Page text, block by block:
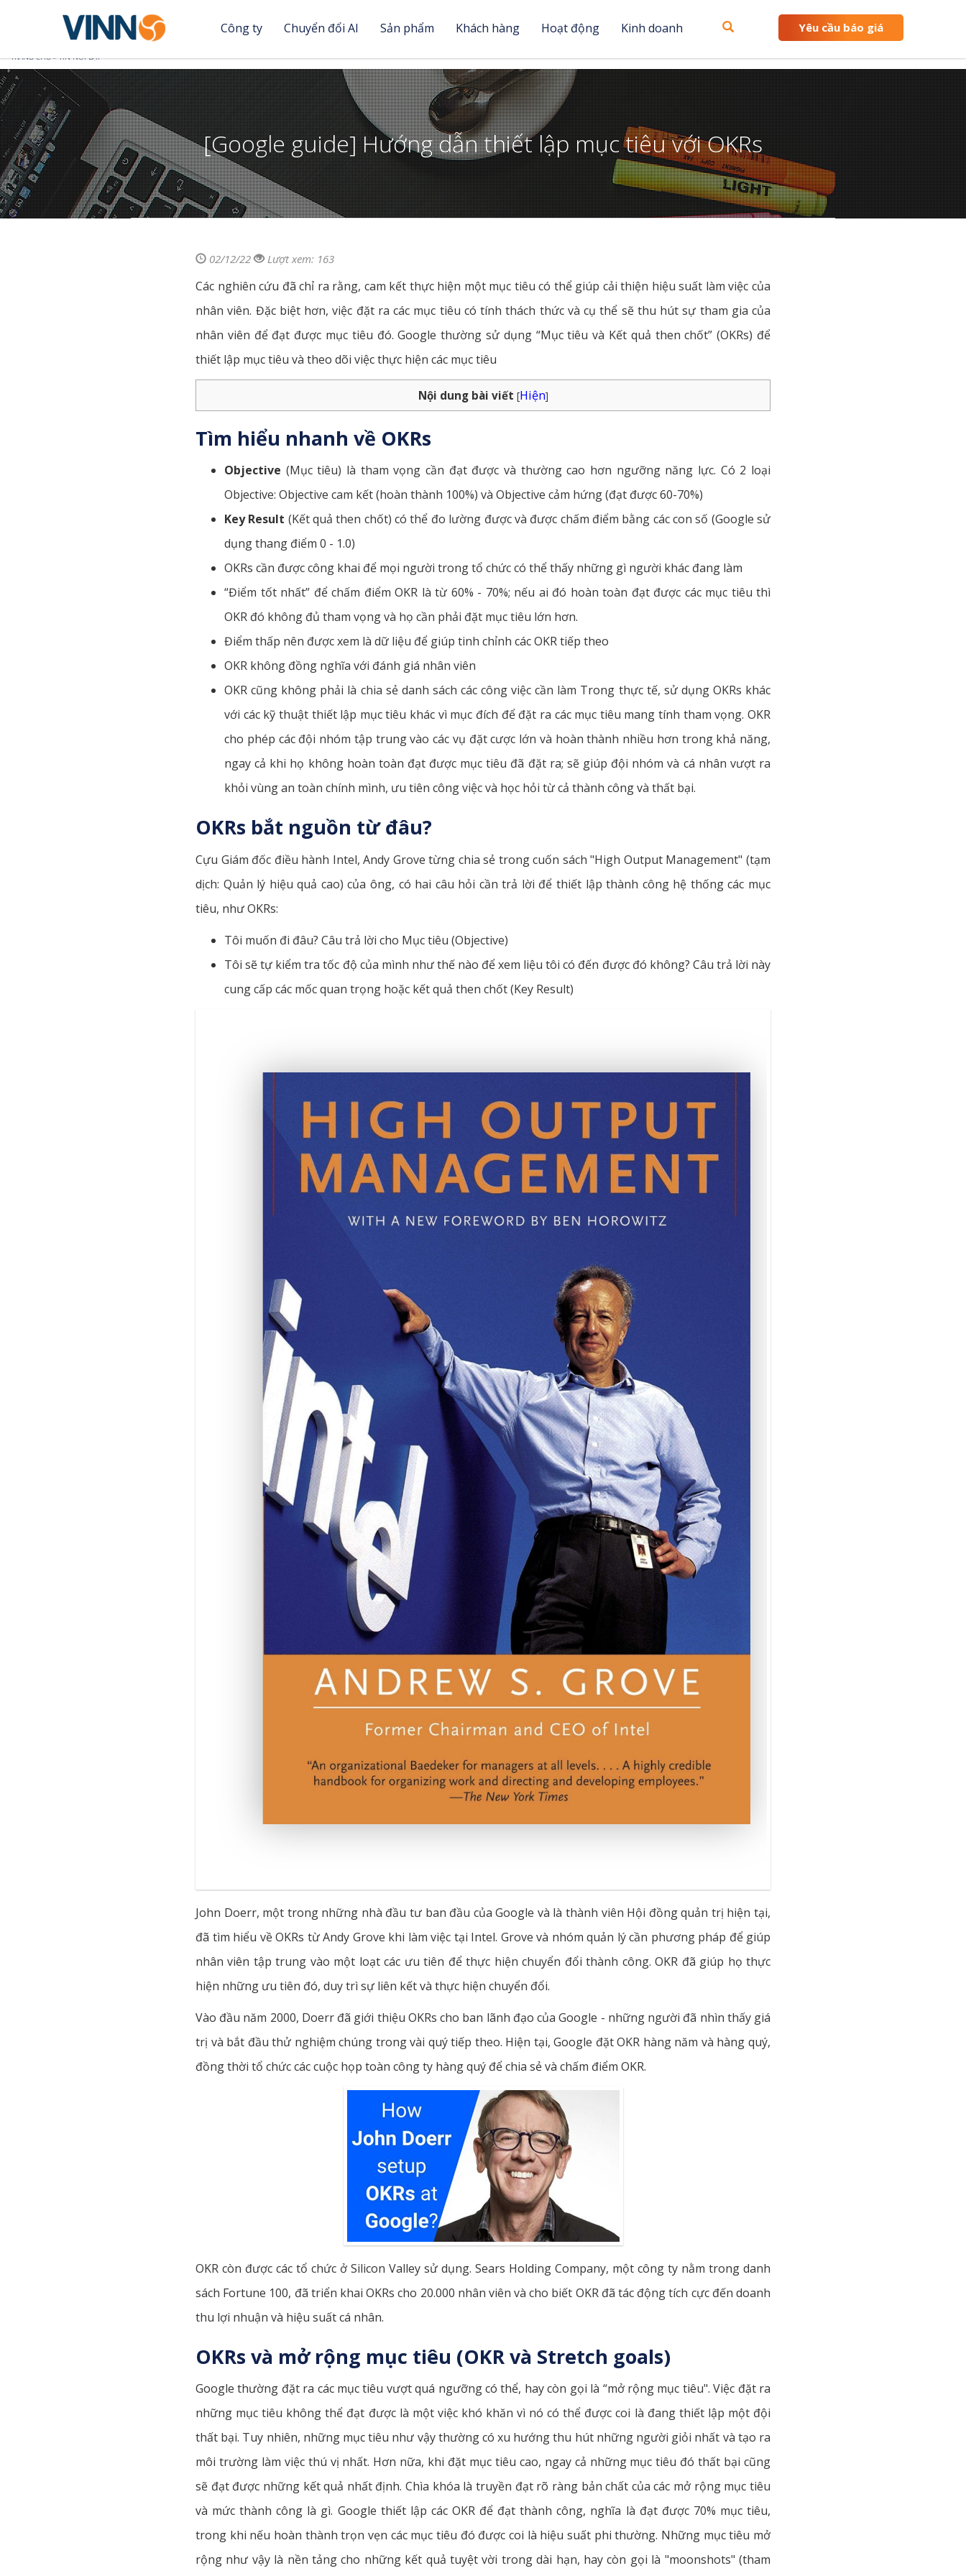
đến
nội
dung
Công ty Chuyển đổi AI Sản phẩm Khách hàng Hoạt động Kinh doanh Yêu cầu báo giá
Bạn
đang
ở
đây
TRANG CHỦ » TIN NỔI BẬT
[Google guide] Hướng dẫn thiết lập mục tiêu với OKRs
02/12/22 Lượt xem: 163
Các nghiên cứu đã chỉ ra rằng, cam kết thực hiện một mục tiêu có thể giúp cải thiện hiệu suất làm việc của
nhân viên. Đặc biệt hơn, việc đặt ra các mục tiêu có tính thách thức và cụ thể sẽ thu hút sự tham gia của
nhân viên để đạt được mục tiêu đó. Google thường sử dụng “Mục tiêu và Kết quả then chốt” (OKRs) để
thiết lập mục tiêu và theo dõi việc thực hiện các mục tiêu
Nội dung bài viết [Hiện]
Tìm hiểu nhanh về OKRs
Objective (Mục tiêu) là tham vọng cần đạt được và thường cao hơn ngưỡng năng lực. Có 2 loại
Objective: Objective cam kết (hoàn thành 100%) và Objective cảm hứng (đạt được 60-70%)
Key Result (Kết quả then chốt) có thể đo lường được và được chấm điểm bằng các con số (Google sử
dụng thang điểm 0 - 1.0)
OKRs cần được công khai để mọi người trong tổ chức có thể thấy những gì người khác đang làm
“Điểm tốt nhất” để chấm điểm OKR là từ 60% - 70%; nếu ai đó hoàn toàn đạt được các mục tiêu thì
OKR đó không đủ tham vọng và họ cần phải đặt mục tiêu lớn hơn.
Điểm thấp nên được xem là dữ liệu để giúp tinh chỉnh các OKR tiếp theo
OKR không đồng nghĩa với đánh giá nhân viên
OKR cũng không phải là chia sẻ danh sách các công việc cần làm Trong thực tế, sử dụng OKRs khác
với các kỹ thuật thiết lập mục tiêu khác vì mục đích để đặt ra các mục tiêu mang tính tham vọng. OKR
cho phép các đội nhóm tập trung vào các vụ đặt cược lớn và hoàn thành nhiều hơn trong khả năng,
ngay cả khi họ không hoàn toàn đạt được mục tiêu đã đặt ra; sẽ giúp đội nhóm và cá nhân vượt ra
khỏi vùng an toàn chính mình, ưu tiên công việc và học hỏi từ cả thành công và thất bại.
OKRs bắt nguồn từ đâu?
Cựu Giám đốc điều hành Intel, Andy Grove từng chia sẻ trong cuốn sách "High Output Management" (tạm
dịch: Quản lý hiệu quả cao) của ông, có hai câu hỏi cần trả lời để thiết lập thành công hệ thống các mục
tiêu, như OKRs:
Tôi muốn đi đâu? Câu trả lời cho Mục tiêu (Objective)
Tôi sẽ tự kiểm tra tốc độ của mình như thế nào để xem liệu tôi có đến được đó không? Câu trả lời này
cung cấp các mốc quan trọng hoặc kết quả then chốt (Key Result)
John Doerr, một trong những nhà đầu tư ban đầu của Google và là thành viên Hội đồng quản trị hiện tại,
đã tìm hiểu về OKRs từ Andy Grove khi làm việc tại Intel. Grove và nhóm quản lý cần phương pháp để giúp
nhân viên tập trung vào một loạt các ưu tiên để thực hiện chuyển đổi thành công. OKR đã giúp họ thực
hiện những ưu tiên đó, duy trì sự liên kết và thực hiện chuyển đổi.
Vào đầu năm 2000, Doerr đã giới thiệu OKRs cho ban lãnh đạo của Google - những người đã nhìn thấy giá
trị và bắt đầu thử nghiệm chúng trong vài quý tiếp theo. Hiện tại, Google đặt OKR hàng năm và hàng quý,
đồng thời tổ chức các cuộc họp toàn công ty hàng quý để chia sẻ và chấm điểm OKR.
OKR còn được các tổ chức ở Silicon Valley sử dụng. Sears Holding Company, một công ty nằm trong danh
sách Fortune 100, đã triển khai OKRs cho 20.000 nhân viên và cho biết OKR đã tác động tích cực đến doanh
thu lợi nhuận và hiệu suất cá nhân.
OKRs và mở rộng mục tiêu (OKR và Stretch goals)
Google thường đặt ra các mục tiêu vượt quá ngưỡng có thể, hay còn gọi là “mở rộng mục tiêu". Việc đặt ra
những mục tiêu không thể đạt được là một việc khó khăn vì nó có thể được coi là đang thiết lập một đội
thất bại. Tuy nhiên, những mục tiêu như vậy thường có xu hướng thu hút những người giỏi nhất và tạo ra
môi trường làm việc thú vị nhất. Hơn nữa, khi đặt mục tiêu cao, ngay cả những mục tiêu đó thất bại cũng
sẽ đạt được những kết quả nhất định. Chìa khóa là truyền đạt rõ ràng bản chất của các mở rộng mục tiêu
và mức thành công là gì. Google thiết lập các OKR để đạt thành công, nghĩa là đạt được 70% mục tiêu,
trong khi nếu hoàn thành trọn vẹn các mục tiêu đó được coi là hiệu suất phi thường. Những mục tiêu mở
rộng như vậy là nền tảng cho những kết quả tuyệt vời trong dài hạn, hay còn gọi là "moonshots" (tham